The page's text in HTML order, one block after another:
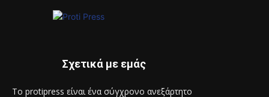
Σχετικά με εμάς
Το protipress είναι ένα σύγχρονο ανεξάρτητο